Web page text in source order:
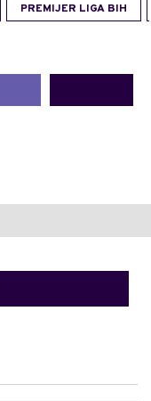
PREMIJER LIGA BIH